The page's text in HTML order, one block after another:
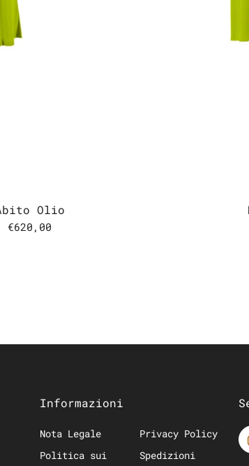
Olio
€620,00
Informazioni
Nota Legale
Privacy Policy
Politica sui
Spedizioni